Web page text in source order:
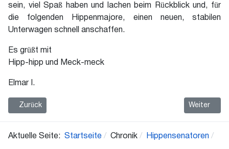
sein, viel Spaß haben und lachen beim Rückblick und, für
die folgenden Hippenmajore, einen neuen, stabilen
Unterwagen schnell anschaffen.
Es grüßt mit
Hipp-hipp und Meck-meck
Elmar I.
Vorheriger Beitrag: 1994 Bodo I. Herzberg
Zurück Nächster
Weiter
Aktuelle Seite: Startseite Chronik Hippensenatoren